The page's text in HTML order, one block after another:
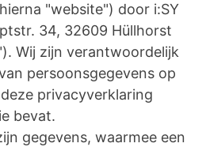
"website") door i:SY
34, 32609 Hüllhorst
Wij zijn verantwoordelijk
persoonsgegevens op
privacyverklaring
bevat.
gegevens, waarmee een